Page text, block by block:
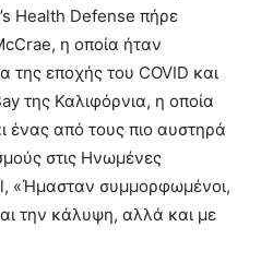
Health Defense πήρε
η οποία ήταν
της εποχής του COVID και
της Καλιφόρνια, η οποία
ένας από τους πιο αυστηρά
στις Ηνωμένες
«Ήμασταν συμμορφωμένοι,
την κάλυψη, αλλά και με